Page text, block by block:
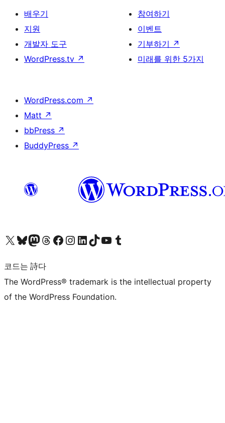
배우기
지원
개발자 도구
WordPress.tv ↗
참여하기
이벤트
기부하기 ↗
미래를 위한 5가지
WordPress.com ↗
Matt ↗
bbPress ↗
BuddyPress ↗
X(이전 트위터) 계정 방문하기블루스카이 계정 방문하기마스토돈 계정 방문하기스레드 계정 방문하기 페이스북 페이지 방문하기인스타그램 계정 방문하기 LinkedIn 계정 방문하기틱톡 계정 방문하기유튜브 채널 방문하기 텀블러 계정 방문하기
코드는 詩다
The WordPress® trademark is the intellectual property
of the WordPress Foundation.